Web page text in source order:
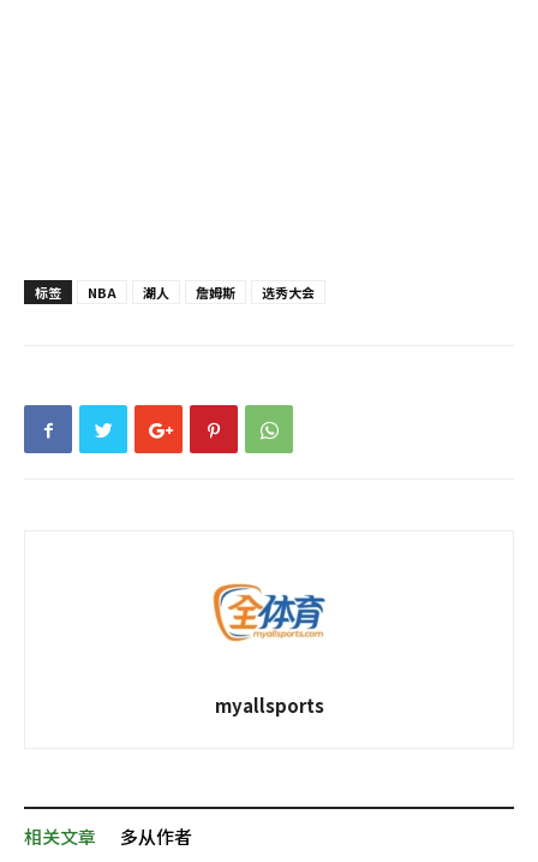
标签 NBA 湖人 詹姆斯 选秀大会
myallsports
相关文章 多从作者